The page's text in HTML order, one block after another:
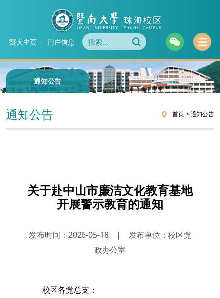
暨大主页 门户信息
通知公告
通知公告 首页>通知公告
关于赴中山市廉洁文化教育基地
开展警示教育的通知
发布时间：2026-05-18 |
发布单位：校区党
政办公室
校区各党总支：